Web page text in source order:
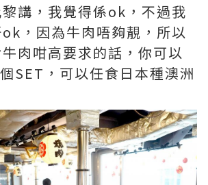
講，我覺得係ok，不過我
，因為牛肉唔夠靚，所以
肉咁高要求的話，你可以
SET，可以任食日本種澳洲